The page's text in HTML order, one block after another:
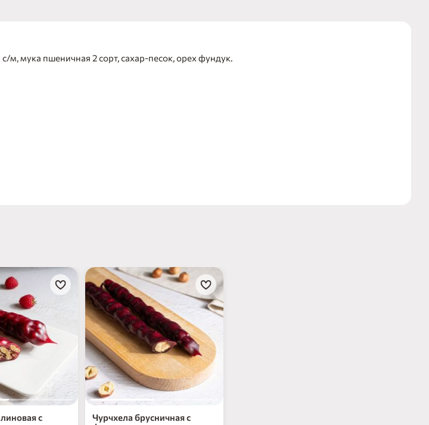
м, мука пшеничная 2 сорт, сахар-песок, орех фундук.
с
нет в наличии
Чурчхела брусничная с